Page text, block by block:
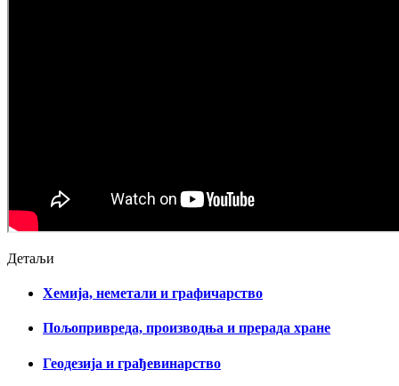
Детаљи
Хемија, неметали и графичарство
Пољопривреда, производња и прерада хране
Геодезија и грађевинарство